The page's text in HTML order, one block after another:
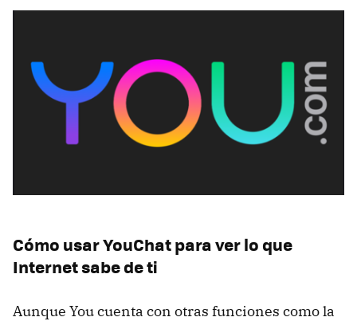
Cómo usar YouChat para ver lo que
Internet sabe de ti
Aunque You cuenta con otras funciones como la